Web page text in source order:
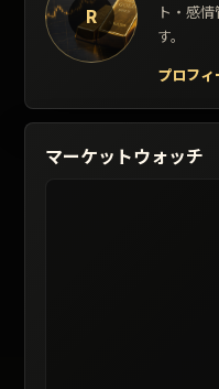
R
ト・感
す。
プロフ
マーケットウォッチ